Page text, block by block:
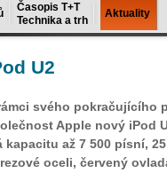
Časopis T+T
Technika a trh
Aktuality
U2
svého pokračujícího
Apple nový iPod
kapacitu až 7 500 písní,
oceli, červený